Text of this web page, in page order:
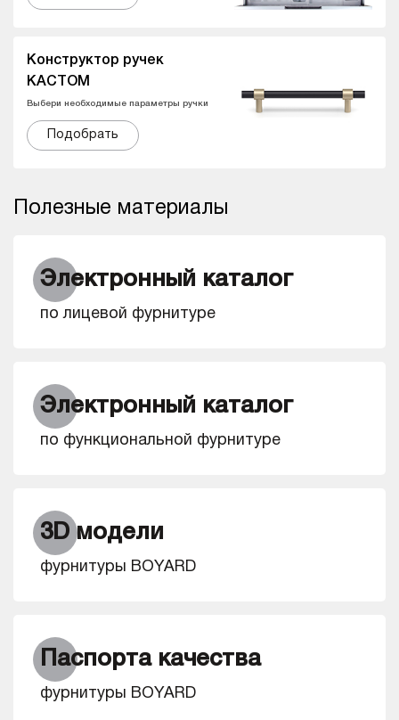
Конструктор ручек
КАСТОМ
Выбери необходимые параметры ручки
Подобрать
Полезные материалы
Электронный каталог
по лицевой фурнитуре
Электронный каталог
по функциональной фурнитуре
3D модели
фурнитуры BOYARD
Паспорта качества
фурнитуры BOYARD